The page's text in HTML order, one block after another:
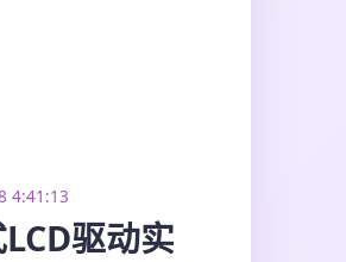
4:41:13
驱动实